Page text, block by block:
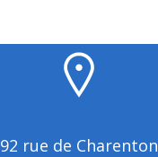
92 rue de Charenton